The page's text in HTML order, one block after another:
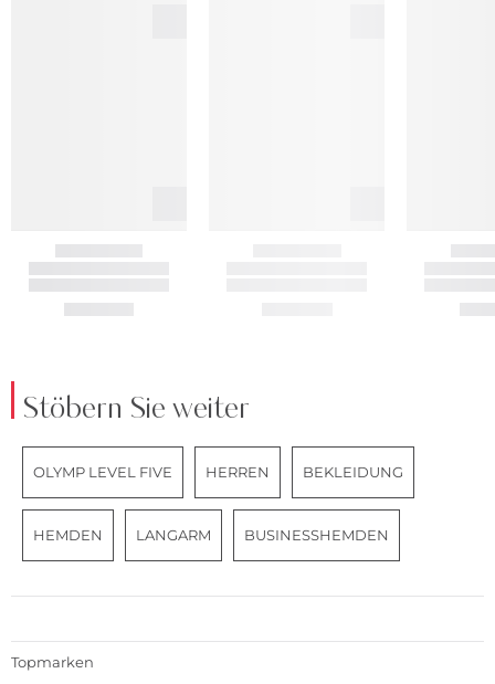
Stöbern Sie weiter
OLYMP LEVEL FIVE HERREN BEKLEIDUNG
HEMDEN LANGARM BUSINESSHEMDEN
Topmarken